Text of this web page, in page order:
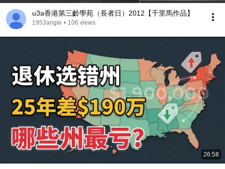
u3a香港第三齡學苑（長者日）2012【千里馬作品】
1953angie • 106 views
26:58